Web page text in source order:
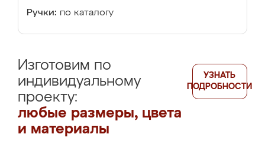
Ручки: по каталогу
Изготовим по
индивидуальному
проекту:
любые размеры, цвета
и материалы
УЗНАТЬ
ПОДРОБНОСТИ